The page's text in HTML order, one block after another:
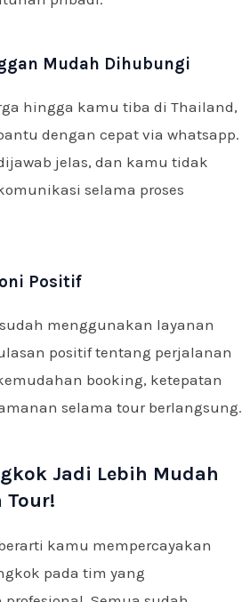
Mudah Dihubungi
hingga kamu tiba di Thailand,
dengan cepat via whatsapp.
jelas, dan kamu tidak
selama proses
Positif
menggunakan layanan
positif tentang perjalanan
booking, ketepatan
selama tour berlangsung.
Jadi Lebih Mudah
Tour!
kamu mempercayakan
pada tim yang